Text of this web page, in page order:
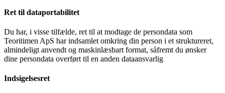
Ret til dataportabilitet
Du har, i visse tilfælde, ret til at modtage de persondata som
Teoritimen ApS har indsamlet omkring din person i et struktureret,
almindeligt anvendt og maskinlæsbart format, såfremt du ønsker
dine persondata overført til en anden dataansvarlig
Indsigelsesret